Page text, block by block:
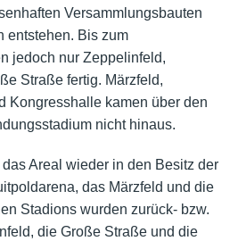
Versammlungsbauten
entstehen. Bis zum
jedoch nur Zeppelinfeld,
Straße fertig. Märzfeld,
Kongresshalle kamen über den
nicht hinaus.
Areal wieder in den Besitz der
das Märzfeld und die
Stadions wurden zurück- bzw.
die Große Straße und die